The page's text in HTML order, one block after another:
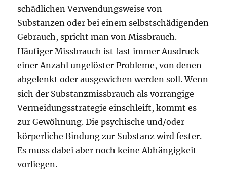
schädlichen Verwendungsweise von
Substanzen oder bei einem selbstschädigenden
Gebrauch, spricht man von Missbrauch.
Häufiger Missbrauch ist fast immer Ausdruck
einer Anzahl ungelöster Probleme, von denen
abgelenkt oder ausgewichen werden soll. Wenn
sich der Substanzmissbrauch als vorrangige
Vermeidungsstrategie einschleift, kommt es
zur Gewöhnung. Die psychische und/oder
körperliche Bindung zur Substanz wird fester.
Es muss dabei aber noch keine Abhängigkeit
vorliegen.